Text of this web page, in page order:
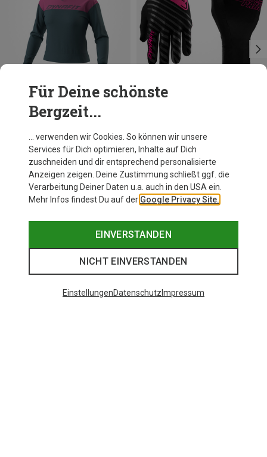
Du sparst 34%
Dynafit
Alpine Reflective Handschuhe
49,95 €
Für Deine schönste
Bergzeit...
… verwenden wir Cookies. So können wir unsere
Services für Dich optimieren, Inhalte auf Dich
zuschneiden und dir entsprechend personalisierte
Anzeigen zeigen. Deine Zustimmung schließt ggf. die
Verarbeitung Deiner Daten u.a. auch in den USA ein.
Mehr Infos findest Du auf der Google Privacy Site.
EINVERSTANDEN
NICHT EINVERSTANDEN
EinstellungenDatenschutz Impressum